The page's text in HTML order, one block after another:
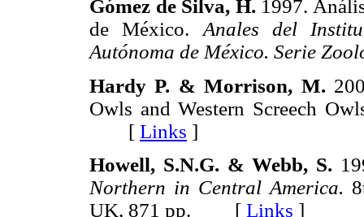
Gómez de Silva, H. 1997.
de México. Anales del
Autónoma de México. Serie
Hardy P. & Morrison, M.
Owls and Western Screech
[ Links ]
Howell, S.N.G. & Webb, S.
Northern in Central America.
UK, 871 pp. [ Links ]